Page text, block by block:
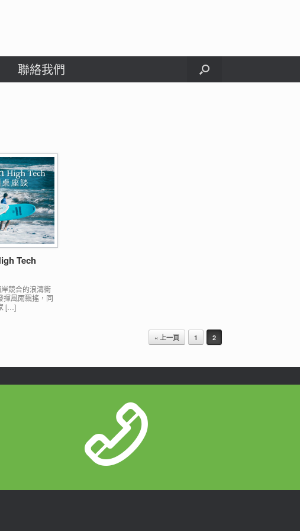
聯絡我們
Tech
競合的浪濤衝
揮風雨飄搖，同
[…]
« 上一頁 1 2